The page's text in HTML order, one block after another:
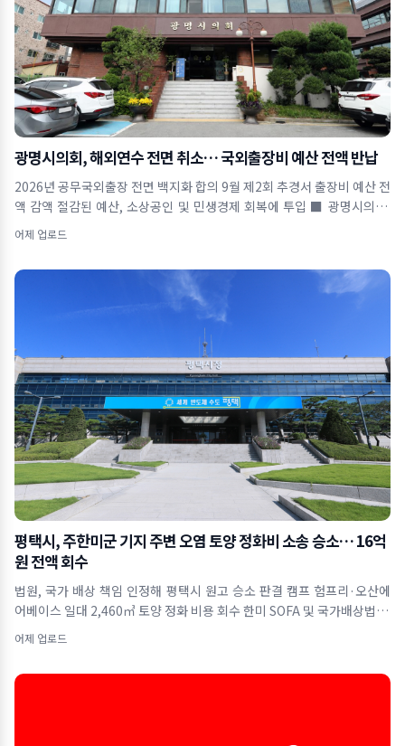
광명시의회, 해외연수 전면 취소… 국외출장비 예산 전액 반납
2026년 공무국외출장 전면 백지화 합의 9월 제2회 추경서 출장비 예산 전
액 감액 절감된 예산, 소상공인 및 민생경제 회복에 투입 ■ 광명시의회,
올해 공무국외출장
어제 업로드
평택시, 주한미군 기지 주변 오염 토양 정화비 소송 승소… 16억
원 전액 회수
법원, 국가 배상 책임 인정해 평택시 원고 승소 판결 캠프 험프리·오산에
어베이스 일대 2,460㎥ 토양 정화 비용 회수 한미 SOFA 및 국가배상법 근
거&hel
어제 업로드